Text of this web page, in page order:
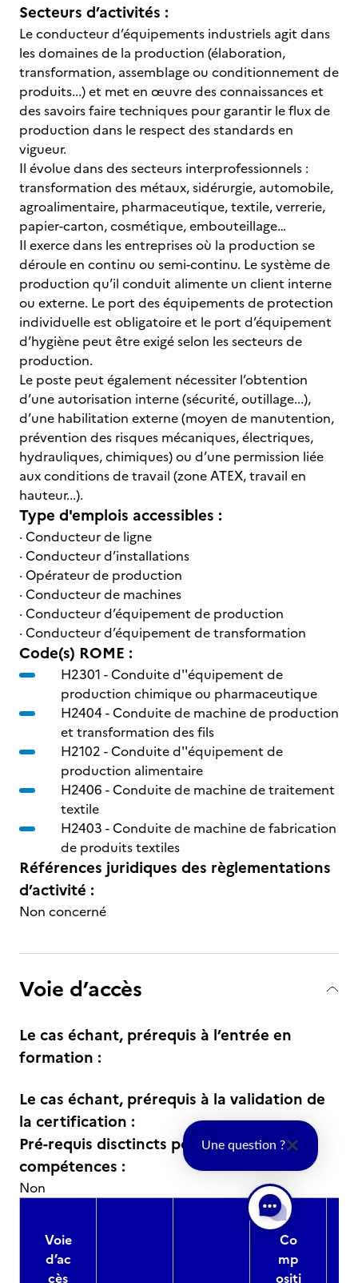
Secteurs d’activités :
Le conducteur d’équipements industriels agit dans
les domaines de la production (élaboration,
transformation, assemblage ou conditionnement de
produits...) et met en œuvre des connaissances et
des savoirs faire techniques pour garantir le flux de
production dans le respect des standards en
vigueur.
Il évolue dans des secteurs interprofessionnels :
transformation des métaux, sidérurgie, automobile,
agroalimentaire, pharmaceutique, textile, verrerie,
papier-carton, cosmétique, embouteillage…
Il exerce dans les entreprises où la production se
déroule en continu ou semi-continu. Le système de
production qu’il conduit alimente un client interne
ou externe. Le port des équipements de protection
individuelle est obligatoire et le port d’équipement
d’hygiène peut être exigé selon les secteurs de
production.
Le poste peut également nécessiter l’obtention
d’une autorisation interne (sécurité, outillage...),
d’une habilitation externe (moyen de manutention,
prévention des risques mécaniques, électriques,
hydrauliques, chimiques) ou d’une permission liée
aux conditions de travail (zone ATEX, travail en
hauteur...).
Type d'emplois accessibles :
· Conducteur de ligne
· Conducteur d’installations
· Opérateur de production
· Conducteur de machines
· Conducteur d’équipement de production
· Conducteur d’équipement de transformation
Code(s) ROME :
H2301 -Conduite d''équipement de
production chimique ou pharmaceutique
H2404 -Conduite de machine de production
et transformation des fils
H2102 -Conduite d''équipement de
production alimentaire
H2406 -Conduite de machine de traitement
textile
H2403 -Conduite de machine de fabrication
de produits textiles
Références juridiques des règlementations
d’activité :
Non concerné
Voie d’accès
Le cas échant, prérequis à l’entrée en
formation :
Le cas échant, prérequis à la validation de
la certification :
Pré-requis disctincts pour les blocs de
compétences :
Non
Voie
d’ac
cès
Co
mp
ositi
Une question ?